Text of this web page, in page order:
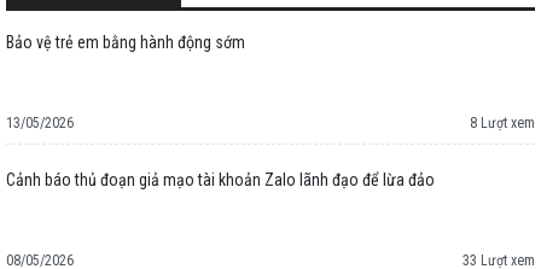
Bảo vệ trẻ em bằng hành động sớm
13/05/2026 8 Lượt xem
Cảnh báo thủ đoạn giả mạo tài khoản Zalo lãnh đạo để lừa đảo
08/05/2026 33 Lượt xem